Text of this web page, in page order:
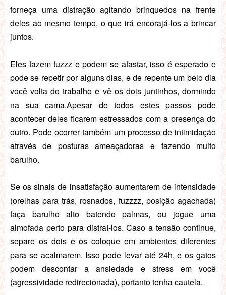
forneça uma distração agitando brinquedos na frente
deles ao mesmo tempo, o que irá encorajá-los a brincar
juntos.
Eles fazem fuzzz e podem se afastar, isso é esperado e
pode se repetir por alguns dias, e de repente um belo dia
você volta do trabalho e vê os dois juntinhos, dormindo
na sua cama.Apesar de todos estes passos pode
acontecer deles ficarem estressados com a presença do
outro. Pode ocorrer também um processo de intimidação
através de posturas ameaçadoras e fazendo muito
barulho.
Se os sinais de insatisfação aumentarem de intensidade
(orelhas para trás, rosnados, fuzzzz, posição agachada)
faça barulho alto batendo palmas, ou jogue uma
almofada perto para distraí-los. Caso a tensão continue,
separe os dois e os coloque em ambientes diferentes
para se acalmarem. Isso pode levar até 24h, e os gatos
podem descontar a ansiedade e stress em você
(agressividade redirecionada), portanto tenha cautela.